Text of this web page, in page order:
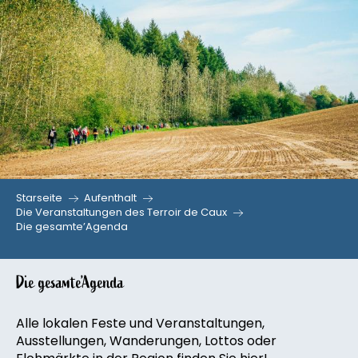
Aller
au
contenu
principal
Starseite
Aufenthalt
Die Veranstaltungen des Terroir de Caux
Die gesamte’Agenda
Die gesamte’Agenda
Alle lokalen Feste und Veranstaltungen,
Ausstellungen, Wanderungen, Lottos oder